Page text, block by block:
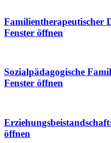
Familientherapeutischer
Fenster öffnen
Sozialpädagogische
Fenster öffnen
Erziehungsbeistandschaft
öffnen